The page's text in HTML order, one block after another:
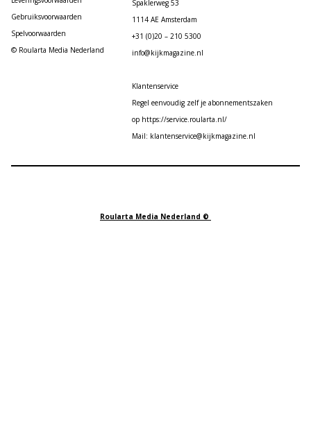
Gebruiksvoorwaarden
Spelvoorwaarden
© Roularta Media Nederland
Spaklerweg 53
1114 AE Amsterdam
+31 (0)20 – 210 5300
info@kijkmagazine.nl
Klantenservice
Regel eenvoudig zelf je abonnementszaken
op https://service.roularta.nl/
Mail: klantenservice@kijkmagazine.nl
Roularta Media Nederland ©